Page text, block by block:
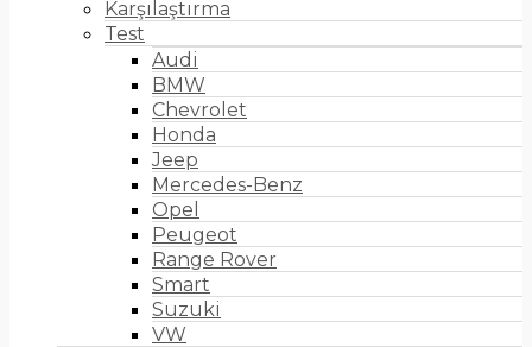
Karşılaştırma
Test
Audi
BMW
Chevrolet
Honda
Jeep
Mercedes-Benz
Opel
Peugeot
Range Rover
Smart
Suzuki
VW